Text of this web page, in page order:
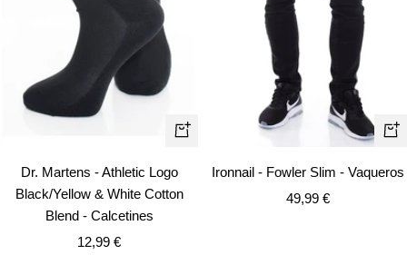
Vista
Dr. Martens - Athletic Logo
Black/Yellow & White Cotton
Blend - Calcetines
Precio
12,99 €
Ironnail - Fowler Slim - Vaqueros
Precio
49,99 €